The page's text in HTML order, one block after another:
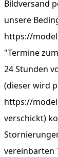
Bildversand
unsere
https://
"Termine
24 Stunden
(dieser wird
https://
verschickt)
vereinbarten